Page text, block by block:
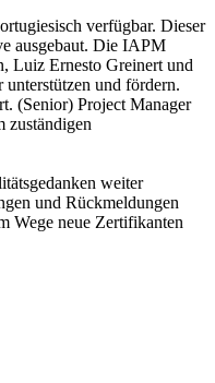
verfügbar. Dieser
ausgebaut. Die IAPM
Luiz Ernesto Greinert und
unterstützen und fördern.
(Senior) Project Manager
zuständigen
weiter
und Rückmeldungen
Wege neue Zertifikanten